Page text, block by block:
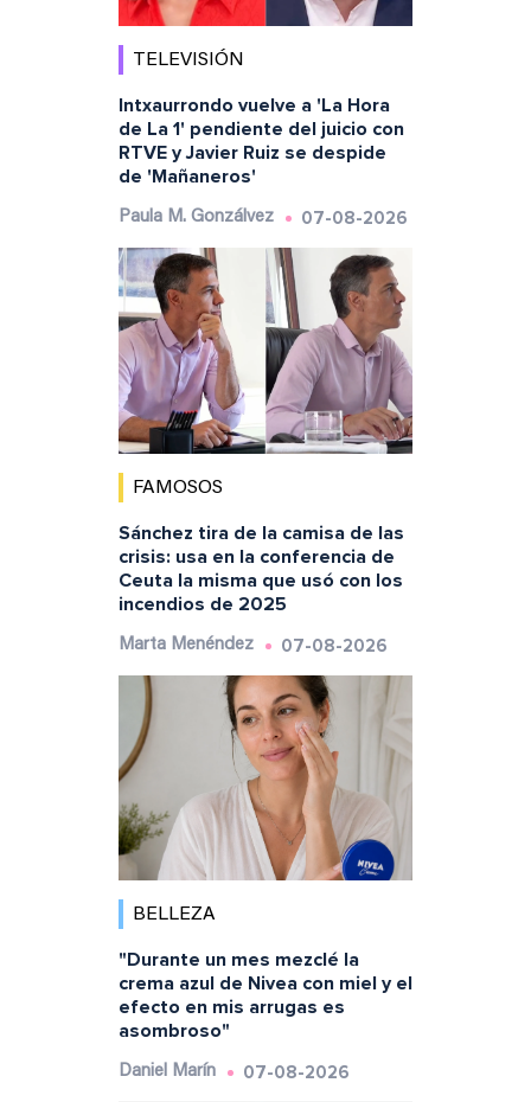
TELEVISIÓN
Intxaurrondo vuelve a 'La Hora
de La 1' pendiente del juicio con
RTVE y Javier Ruiz se despide
de 'Mañaneros'
Paula M. Gonzálvez 07-08-2026
FAMOSOS
Sánchez tira de la camisa de las
crisis: usa en la conferencia de
Ceuta la misma que usó con los
incendios de 2025
Marta Menéndez 07-08-2026
BELLEZA
"Durante un mes mezclé la
crema azul de Nivea con miel y el
efecto en mis arrugas es
asombroso"
Daniel Marín 07-08-2026